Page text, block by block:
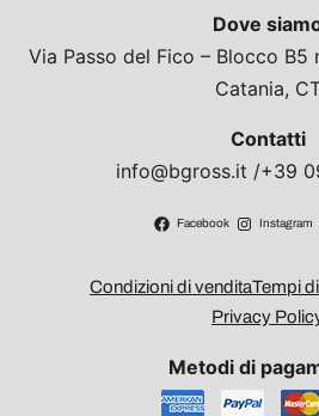
Dove
Via Passo del Fico – Blocco B5
Catania,
Contatti
info@bgross.it /+39
Facebook Instagram
Condizioni di venditaTempi
Privacy
Metodi di